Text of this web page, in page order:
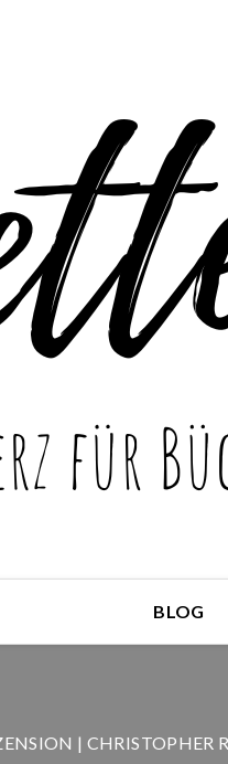
BLOG
|